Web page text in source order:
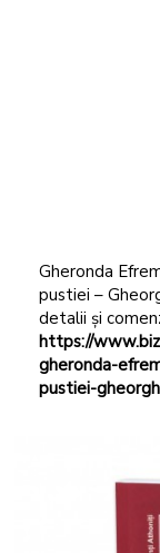
Gheronda
pustiei –
detalii și
https://
gheronda-
pustiei-